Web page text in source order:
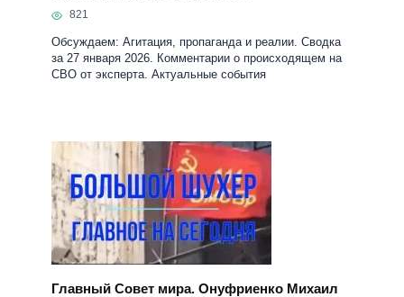
821
Обсуждаем: Агитация, пропаганда и реалии. Сводка
за 27 января 2026. Комментарии о происходящем на
СВО от эксперта. Актуальные события
Главный Совет мира. Онуфриенко Михаил